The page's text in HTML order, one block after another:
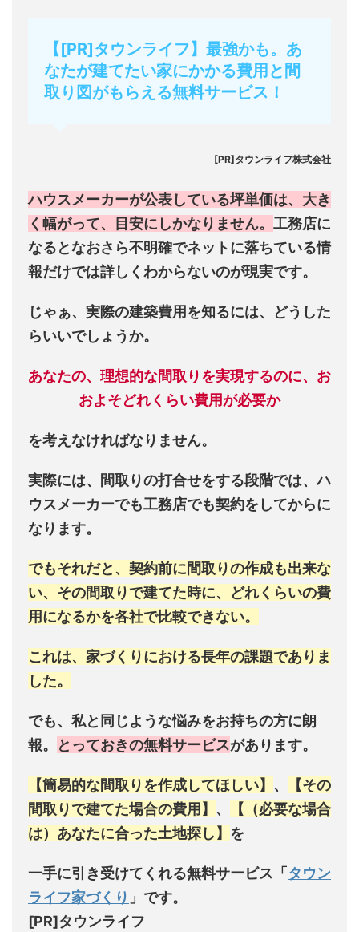
【[PR]タウンライフ】最強かも。あ
なたが建てたい家にかかる費用と間
取り図がもらえる無料サービス！
[PR]タウンライフ株式会社
ハウスメーカーが公表している坪単価は、大き
く幅がって、目安にしかなりません。 工務店に
なるとなおさら不明確でネットに落ちている情
報だけでは詳しくわからないのが現実です。
じゃぁ、実際の建築費用を知るには、どうした
らいいでしょうか。
あなたの、理想的な間取りを実現するのに、お
およそどれくらい費用が必要か
を考えなければなりません。
実際には、間取りの打合せをする段階では、ハ
ウスメーカーでも工務店でも契約をしてからに
なります。
でもそれだと、契約前に間取りの作成も出来な
い、その間取りで建てた時に、どれくらいの費
用になるかを各社で比較できない。
これは、家づくりにおける長年の課題でありま
した。
でも、 私と同じような悩みをお持ちの方に朗
報。
とっておきの無料サービスがあります。
【簡易的な間取りを作成してほしい】 、
【その
間取りで建てた場合の費用】 、
【（必要な場合
は）あなたに合った土地探し】 を
一手に引き受けてくれる無料サービス「タウン
ライフ家づくり 」です。
[PR]タウンライフ